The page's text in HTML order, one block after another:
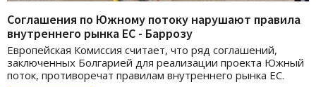
Соглашения по Южному потоку нарушают правила
внутреннего рынка ЕС - Баррозу
Европейская Комиссия считает, что ряд соглашений,
заключенных Болгарией для реализации проекта Южный
поток, противоречат правилам внутреннего рынка ЕС.